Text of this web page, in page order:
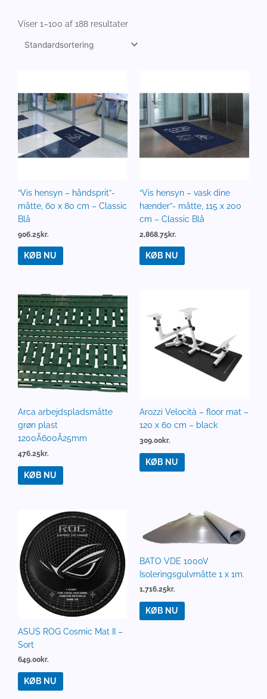
Viser 1–100 af 188 resultater
“Vis hensyn – håndsprit”-
måtte, 60 x 80 cm – Classic
Blå
906.25kr.
KØB NU
“Vis hensyn – vask dine
hænder”- måtte, 115 x 200
cm – Classic Blå
2,868.75kr.
KØB NU
Arca arbejdspladsmåtte
grøn plast
1200Ã600Ã25mm
476.25kr.
KØB NU
Arozzi Velocità – floor mat –
120 x 60 cm – black
309.00kr.
KØB NU
ASUS ROG Cosmic Mat II –
Sort
649.00kr.
KØB NU
BATO VDE 1000V
Isoleringsgulvmåtte 1 x 1m.
1,716.25kr.
KØB NU